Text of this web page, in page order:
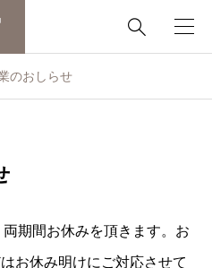

のおしらせ
期間お休みを頂きます。お
お休み明けにご対応させて